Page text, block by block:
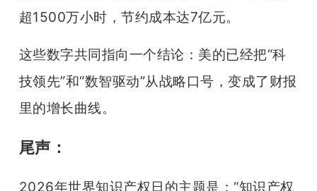
超1500万小时，节约成本达7亿元。
这些数字共同指向一个结论：美的已经把“科
技领先”和“数智驱动”从战略口号，变成了财报
里的增长曲线。
尾声：
2026年世界知识产权日的主题是：“知识产权